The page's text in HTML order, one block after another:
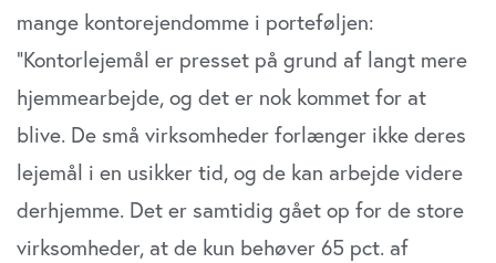
mange kontorejendomme i porteføljen:
“Kontorlejemål er presset på grund af langt mere
hjemmearbejde, og det er nok kommet for at
blive. De små virksomheder forlænger ikke deres
lejemål i en usikker tid, og de kan arbejde videre
derhjemme. Det er samtidig gået op for de store
virksomheder, at de kun behøver 65 pct. af